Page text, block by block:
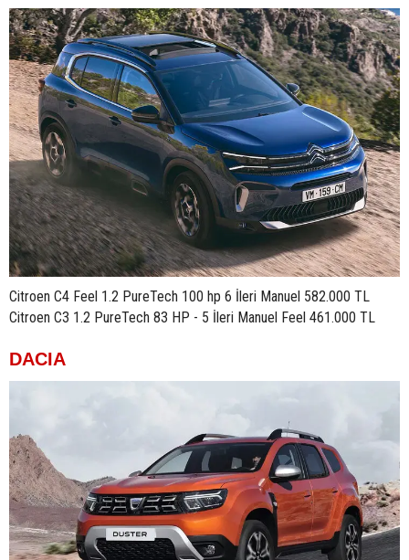
Citroen C4 Feel 1.2 PureTech 100 hp 6 İleri Manuel 582.000 TL
Citroen C3 1.2 PureTech 83 HP - 5 İleri Manuel Feel 461.000 TL
DACIA